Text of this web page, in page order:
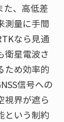
た、高低差
測量に手間
なら見通
衛星電波さ
ため効率的
信号への
視界が遮ら
という制約